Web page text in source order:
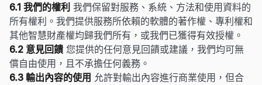
6.1 我們的權利 我們保留對服務、系統、方法和使用資料的
所有權利。我們提供服務所依賴的軟體的著作權、專利權和
其他智慧財產權均歸我們所有，或我們已獲得有效授權。
6.2 意見回饋 您提供的任何意見回饋或建議，我們均可無
償自由使用，且不承擔任何義務。
6.3 輸出內容的使用 允許對輸出內容進行商業使用，但合